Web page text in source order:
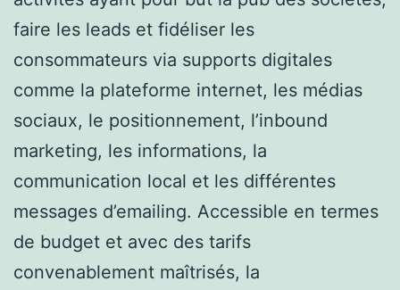
faire les leads et fidéliser les
consommateurs via supports digitales
comme la plateforme internet, les médias
sociaux, le positionnement, l’inbound
marketing, les informations, la
communication local et les différentes
messages d’emailing. Accessible en termes
de budget et avec des tarifs
convenablement maîtrisés, la